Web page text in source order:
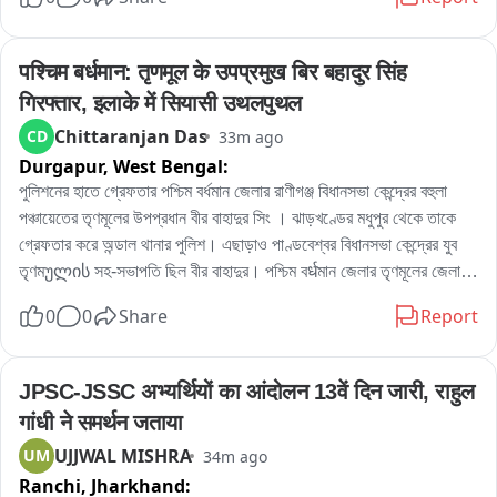
হচ্ছে, বাড়ছে দুর্ঘটনার আশঙ্কাও। বিষয়টি নিয়ে পুরসভায় লিখিত অভিযোগ জমা
এলাকার বিজেপি কর্মী রোহিত দে জানান, এলাকাবাসীর অভিযোগের ভিত্তিতেই তাঁরা
পুরসভায় স্মারকলিপি জমা দিয়েছেন। তাঁর দাবি, নির্মাণসামগ্রী মাসের পর মাস রাস্তার
উপর পড়ে থাকায় রাস্তা কার্যত সরু হয়ে গিয়েছে। বর্ষাকালে বালি ও অন্যান্য সামগ্রী
নিকাশি ব্যবস্থা আটকে দিচ্ছে, ফলে জল জমার সমস্যাও বাড়ছে। রাতের অন্ধকারে
ভারী ডাম্পার ও লরিতে মালপত্র নামানোর ফলে রাস্তারও ক্ষতি হচ্ছে বলে অভিযোগ
করেন তিনি। প্রশাসনের তরফে প্রয়োজনীয় ব্যবস্থা নেওয়ার দাবি জানিয়ে তিনি
বলেন, আইনি পথেই এই সমস্যার সমাধান চান তাঁরা。
অন্যদিকে আর এক বিজেপি কর্মী অভিজিৎ বিশ্বাসের অভিযোগ, দীর্ঘদিন ধরে এই
পরিস্থিতি চললেও কোনও কার্যকর পদক্ষেপ নেওয়া হয়নি। তাঁর দাবি, নির্মাণস্থলে বড়
আশঙ্কা রয়েছে। নিত্যদিন ছোটখাটো দুর্ঘটনাও ঘটছে। 그는 অভিযোগ করেন,
দ্রুত ব্যবস্থা নিয়ে রাস্তা দখলমুক্ত ও নিরাপদ করার আবেদন জানান তিনি。
বিজেপির দাবি, রাস্তা থেকে অবিলম্বে নির্মাণসামগ্রী সরিয়ে স্বাভাবিক যান চলাচল
নিশ্চিত করতে হবে এবং ভবিষ্যতে যাতে জনসাধারণের ভোগান্তি না হয়, সে বিষয়ে
প্রশাসনকে কড়া নজরদারি করতে হবে。
पश्चिम बर्धमान: तृणमूल के उपप्रमुख बिर बहादुर सिंह
गिरफ्तार, इलाके में सियासी उथलपुथल
CD Chittaranjan Das 33m ago
Durgapur, West Bengal:
পুলিশনের হাতে গ্রেফতার পশ্চিম বর্ধমান জেলার রাণীগঞ্জ বিধানসভা কেন্দ্রের বহুলা
পঞ্চায়েতের তৃণমূলের উপপ্রধান বীর বাহাদুর সিং । ঝাড়খণ্ডের মধুপুর থেকে তাকে
গ্রেফতার করে অন্ডাল থানার পুলিশ। এছাড়াও পাণ্ডবেশ্বর বিধানসভা কেন্দ্রের যুব
তৃণমულის সহ-সভাপতি ছিল বীর বাহাদুর। পশ্চিম বर्धমান জেলার তৃণমূলের জেলা
বলেও পরিচিত ছিল এই বীর বাহাদুর। এলাকায় সন্ত্রাস তোলাবাজি সহ একাধিক
0 0 Share Report
JPSC-JSSC अभ्यर्थियों का आंदोलन 13वें दिन जारी, राहुल
गांधी ने समर्थन जताया
UM UJJWAL MISHRA 34m ago
Ranchi, Jharkhand: